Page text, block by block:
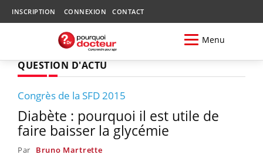
INSCRIPTION CONNEXION CONTACT
Menu
QUESTION D'ACTU
Congrès de la SFD 2015
Diabète : pourquoi il est utile de
faire baisser la glycémie
Par Bruno Martrette